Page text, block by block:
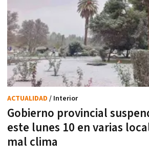
Gobierno provincial
este lunes 10 en varias
mal clima
ACTUALIDAD / Interior